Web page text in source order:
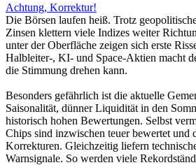
Achtung, Korrektur!
Die Börsen laufen heiß. Trotz
Zinsen klettern viele Indizes weiter
unter der Oberfläche zeigen sich erste
Halbleiter-, KI- und Space-Aktien macht
die Stimmung drehen kann.
Besonders gefährlich ist die aktuelle
Saisonalität, dünner Liquidität in den
historisch hohen Bewertungen. Selbst
Chips sind inzwischen teuer bewertet und
Korrekturen. Gleichzeitig liefern
Warnsignale. So werden viele